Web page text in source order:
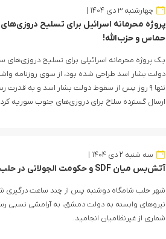
چهارشنبه ۳ دی ۱۴۰۴
پروژه محرمانه اسرائیل برای تسلیح
حماس و حزب‌الله!
یک پروژه محرمانه اسرائیلی برای تسلیح
دولت بشار اسد طراحی شده بود، از سوی روزنامه
تنها ۹ روز پس از سقوط دولت بشار اسد و به قدرت
ارسال گسترده سلاح برای دروزی‌های جنوب سوریه
سه شنبه ۲ دی ۱۴۰۴
آتش‌بس میان SDF و حکومت الجولانی در حلب
شهر حلب شامگاه دوشنبه پس از چند ساعت درگیری
نیروهای وابسته به دولت دمشق، به آرامشی نسبی
شماری از غیرنظامیان انجامید.